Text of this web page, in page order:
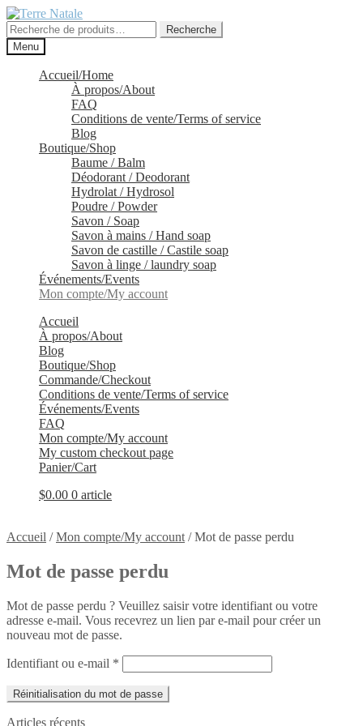
Aller
à
la
navigation
Aller
au
contenu
Recherche
pour :
Recherche
Menu
Accueil/Home
À propos/About
FAQ
Conditions de vente/Terms of service
Blog
Boutique/Shop
Baume / Balm
Déodorant / Deodorant
Hydrolat / Hydrosol
Poudre / Powder
Savon / Soap
Savon à mains / Hand soap
Savon de castille / Castile soap
Savon à linge / laundry soap
Événements/Events
Mon compte/My account
Accueil
À propos/About
Blog
Boutique/Shop
Commande/Checkout
Conditions de vente/Terms of service
Événements/Events
FAQ
Mon compte/My account
My custom checkout page
Panier/Cart
$0.00 0 article
Accueil /Mon compte/My account /Mot de passe perdu
Mot de passe perdu
Mot de passe perdu ? Veuillez saisir votre identifiant ou votre
adresse e-mail. Vous recevrez un lien par e-mail pour créer un
nouveau mot de passe.
Identifiant ou e-mail *
Réinitialisation du mot de passe
Articles récents